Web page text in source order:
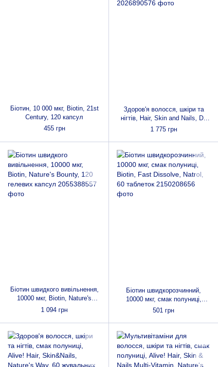
Біотин, 10 000 мкг, Biotin, 21st
Century, 120 капсул
455 грн
Здоров'я волосся, шкіри та
нігтів, Hair, Skin and Nails, Dr.
Mercola, 30 капсул
1 775 грн
Біотин швидкого вивільнення,
10000 мкг, Biotin, Nature's
Bounty, 120 гелевих капсул
1 094 грн
Біотин швидкорозчинний,
10000 мкг, смак полуниці,
Biotin, Fast Dissolve, Natrol, 60
таблеток
501 грн